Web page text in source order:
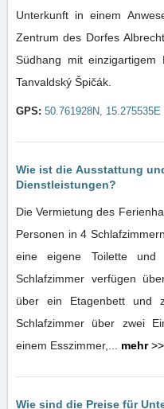
Unterkunft in einem
Zentrum des Dorfes
Südhang mit
Tanvaldský Špičák.
GPS: 50.761928N, 15.275535E
Wie ist die Ausstattung
Dienstleistungen?
Die Vermietung des
Personen in 4
eine eigene Toilette und
Schlafzimmer verfügen
über ein Etagenbett und
Schlafzimmer über zwei
einem Esszimmer,... mehr>>
Wie sind die Preise für